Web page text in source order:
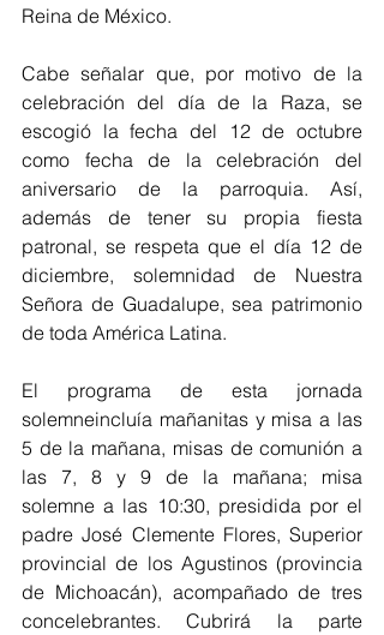
Reina de México.
Cabe señalar que, por motivo de la
celebración del día de la Raza, se
escogió la fecha del 12 de octubre
como fecha de la celebración del
aniversario de la parroquia. Así,
además de tener su propia fiesta
patronal, se respeta que el día 12 de
diciembre, solemnidad de Nuestra
Señora de Guadalupe, sea patrimonio
de toda América Latina.
El programa de esta jornada
solemneincluía mañanitas y misa a las
5 de la mañana, misas de comunión a
las 7, 8 y 9 de la mañana; misa
solemne a las 10:30, presidida por el
padre José Clemente Flores, Superior
provincial de los Agustinos (provincia
de Michoacán), acompañado de tres
concelebrantes. Cubrirá la parte